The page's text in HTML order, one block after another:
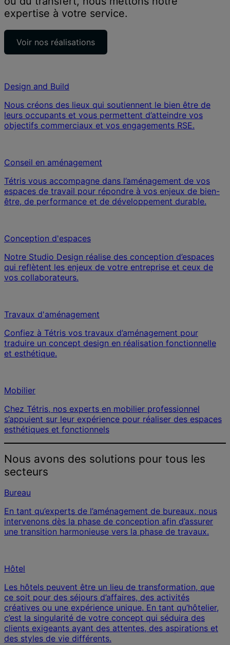
expertise à votre service.
Voir nos réalisations
Design and Build
Nous créons des lieux qui soutiennent le bien être de
leurs occupants et vous permettent d’atteindre vos
objectifs commerciaux et vos engagements RSE.
Conseil en aménagement
Tétris vous accompagne dans l’aménagement de vos
espaces de travail pour répondre à vos enjeux de bien-
être, de performance et de développement durable.
Conception d'espaces
Notre Studio Design réalise des conception d’espaces
qui reflètent les enjeux de votre entreprise et ceux de
vos collaborateurs.
Travaux d'aménagement
Confiez à Tétris vos travaux d’aménagement pour
traduire un concept design en réalisation fonctionnelle
et esthétique.
Mobilier
Chez Tétris, nos experts en mobilier professionnel
s’appuient sur leur expérience pour réaliser des espaces
esthétiques et fonctionnels
Nous avons des solutions pour tous les
secteurs
Bureau
En tant qu’experts de l’aménagement de bureaux, nous
intervenons dès la phase de conception afin d’assurer
une transition harmonieuse vers la phase de travaux.
Hôtel
Les hôtels peuvent être un lieu de transformation, que
ce soit pour des séjours d’affaires, des activités
créatives ou une expérience unique. En tant qu’hôtelier,
c’est la singularité de votre concept qui séduira des
clients exigeants ayant des attentes, des aspirations et
des styles de vie différents.